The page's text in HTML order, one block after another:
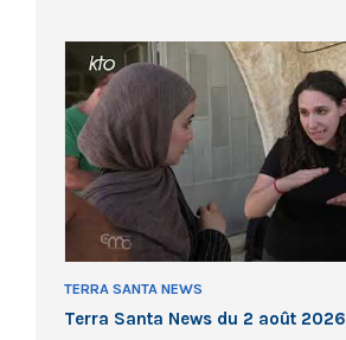
TERRA SANTA NEWS
Terra Santa News du 2 août 2026